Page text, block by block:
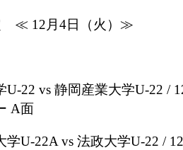
≪ 12月4日（火）≫
vs 静岡産業大学U-22 /
A面
22A vs 法政大学U-22 /